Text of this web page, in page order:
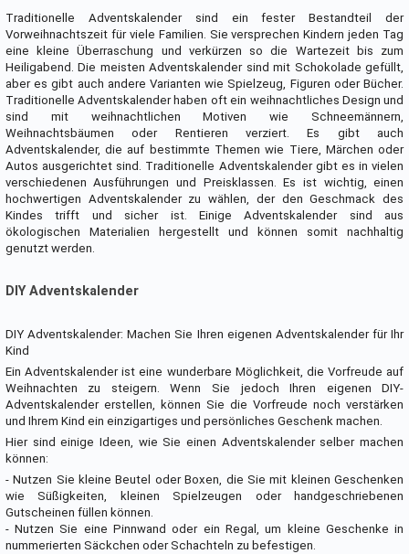
Traditionelle Adventskalender sind ein fester Bestandteil der
Vorweihnachtszeit für viele Familien. Sie versprechen Kindern jeden Tag
eine kleine Überraschung und verkürzen so die Wartezeit bis zum
Heiligabend. Die meisten Adventskalender sind mit Schokolade gefüllt,
aber es gibt auch andere Varianten wie Spielzeug, Figuren oder Bücher.
Traditionelle Adventskalender haben oft ein weihnachtliches Design und
sind mit weihnachtlichen Motiven wie Schneemännern,
Weihnachtsbäumen oder Rentieren verziert. Es gibt auch
Adventskalender, die auf bestimmte Themen wie Tiere, Märchen oder
Autos ausgerichtet sind. Traditionelle Adventskalender gibt es in vielen
verschiedenen Ausführungen und Preisklassen. Es ist wichtig, einen
hochwertigen Adventskalender zu wählen, der den Geschmack des
Kindes trifft und sicher ist. Einige Adventskalender sind aus
ökologischen Materialien hergestellt und können somit nachhaltig
genutzt werden.
DIY Adventskalender
DIY Adventskalender: Machen Sie Ihren eigenen Adventskalender für Ihr
Kind
Ein Adventskalender ist eine wunderbare Möglichkeit, die Vorfreude auf
Weihnachten zu steigern. Wenn Sie jedoch Ihren eigenen DIY-
Adventskalender erstellen, können Sie die Vorfreude noch verstärken
und Ihrem Kind ein einzigartiges und persönliches Geschenk machen.
Hier sind einige Ideen, wie Sie einen Adventskalender selber machen
können:
- Nutzen Sie kleine Beutel oder Boxen, die Sie mit kleinen Geschenken
wie Süßigkeiten, kleinen Spielzeugen oder handgeschriebenen
Gutscheinen füllen können.
- Nutzen Sie eine Pinnwand oder ein Regal, um kleine Geschenke in
nummerierten Säckchen oder Schachteln zu befestigen.